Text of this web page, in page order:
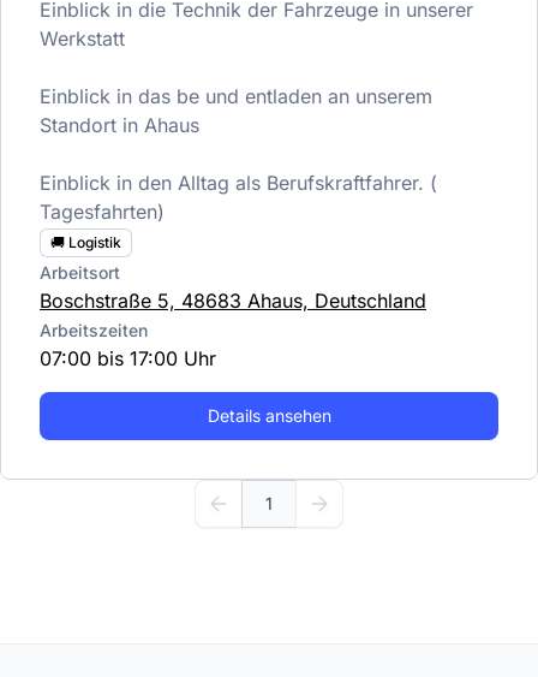
Einblick in die Technik der Fahrzeuge in unserer
Werkstatt
Einblick in das be und entladen an unserem
Standort in Ahaus
Einblick in den Alltag als Berufskraftfahrer. (
Tagesfahrten)
🚚 Logistik
Arbeitsort
Boschstraße 5, 48683 Ahaus, Deutschland
Arbeitszeiten
07:00 bis 17:00 Uhr
Details ansehen
1